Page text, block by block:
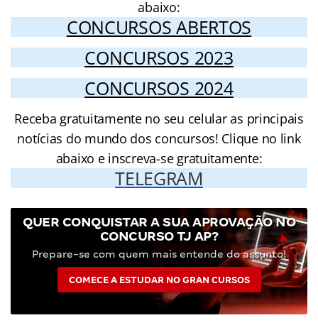
abaixo:
CONCURSOS ABERTOS
CONCURSOS 2023
CONCURSOS 2024
Receba gratuitamente no seu celular as principais
notícias do mundo dos concursos! Clique no link
abaixo e inscreva-se gratuitamente:
TELEGRAM
QUER CONQUISTAR A SUA APROVAÇÃO NO
CONCURSO TJ AP?
Prepare-se com quem mais entende do assunto!
COMECE A ESTUDAR NO GRAN CURSOS